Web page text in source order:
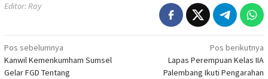
Editor: Ray
Navigasi
pos
Pos sebelumnya
Kanwil Kemenkumham Sumsel
Gelar FGD Tentang
Pos berikutnya
Lapas Perempuan Kelas IIA
Palembang Ikuti Pengarahan